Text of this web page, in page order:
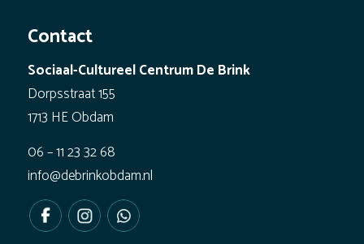
Contact
Sociaal-Cultureel Centrum De Brink
Dorpsstraat 155
1713 HE Obdam
06 – 11 23 32 68
info@debrinkobdam.nl